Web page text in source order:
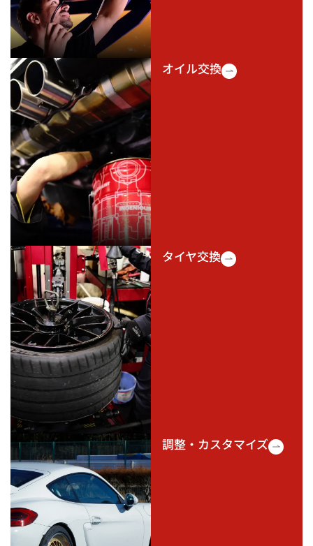
オイル交換
タイヤ交換
調整・カスタマイズ